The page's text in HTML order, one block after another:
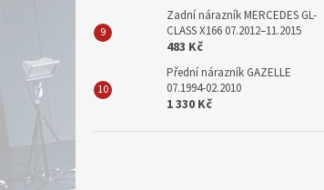
Zadní nárazník MERCEDES GL-
CLASS X166 07.2012–11.2015
483 Kč
Přední nárazník GAZELLE
07.1994-02.2010
1 330 Kč